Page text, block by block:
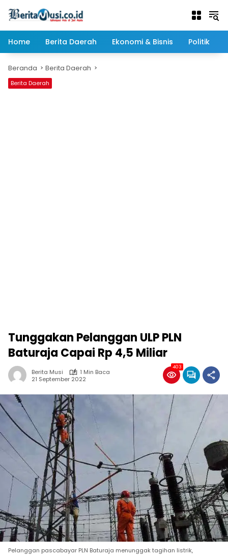
Home
Berita Daerah Ekonomi & Bisnis Politik
Beranda Berita Daerah
Berita Daerah
Tunggakan Pelanggan ULP PLN
Baturaja Capai Rp 4,5 Miliar
Berita Musi
1 Min Baca
21 September 2022
403
Pelanggan pascabayar PLN Baturaja menunggak tagihan listrik,